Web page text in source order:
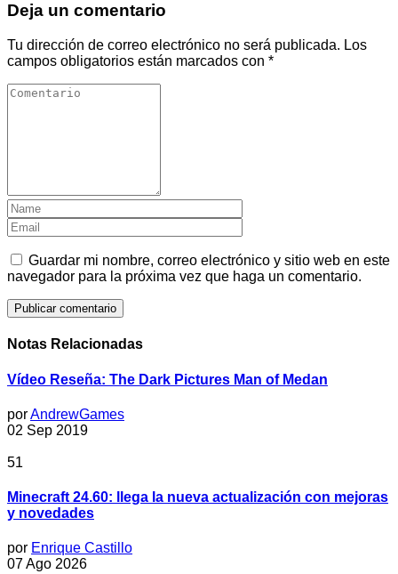
Deja un comentario
Tu dirección de correo electrónico no será publicada. Los
campos obligatorios están marcados con *
Guardar mi nombre, correo electrónico y sitio web en este
navegador para la próxima vez que haga un comentario.
Notas Relacionadas
Vídeo Reseña: The Dark Pictures Man of Medan
porAndrewGames
02 Sep 2019
51
Minecraft 24.60: llega la nueva actualización con mejoras
y novedades
por Enrique Castillo
07 Ago 2026